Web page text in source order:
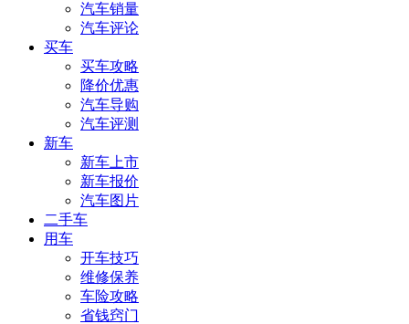
汽车销量
汽车评论
买车
买车攻略
降价优惠
汽车导购
汽车评测
新车
新车上市
新车报价
汽车图片
二手车
用车
开车技巧
维修保养
车险攻略
省钱窍门